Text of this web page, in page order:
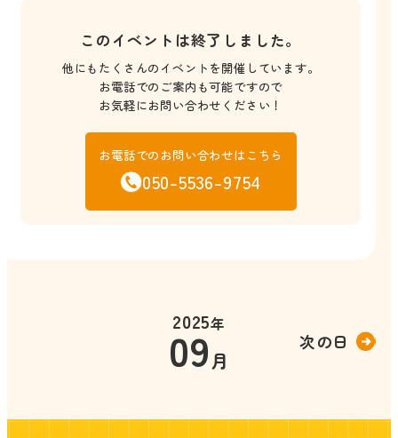
このイベントは終了しました。
他にもたくさんのイベントを開催しています。
お電話でのご案内も可能ですので
お気軽にお問い合わせください！
お電話でのお問い合わせはこちら
050-5536-9754
2025年
09 月
次の日